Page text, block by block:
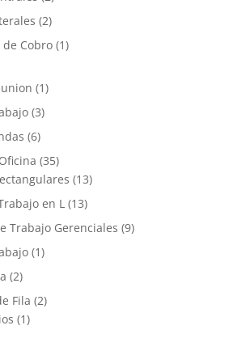
(2)
Cobro (1)
(1)
(3)
(6)
(35)
(13)
en L (13)
Trabajo Gerenciales (9)
(1)
(2)
Fila (2)
(1)